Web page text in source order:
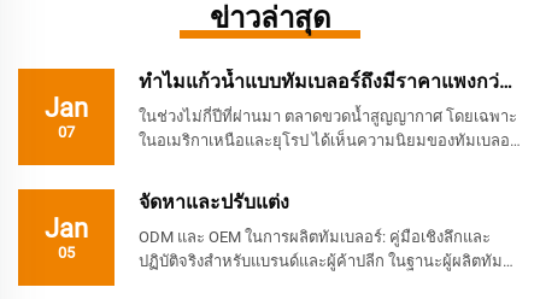
ข่าวล่าสุด
Jan
07
ทำไมแก้วน้ำแบบทัมเบลอร์ถึงมีราคาแพงกว่าขวดน้ำสู...
ในช่วงไม่กี่ปีที่ผ่านมา ตลาดขวดน้ำสูญญากาศ โดยเฉพาะ
ในอเมริกาเหนือและยุโรป ได้เห็นความนิยมของทัมเบลอร์
คนทำงานในเมือง ดูเหมือนทุกคนจะพกทัมเบลอร์ขนาด
ใหญ่...
Jan
05
จัดหาและปรับแต่ง
ODM และ OEM ในการผลิตทัมเบลอร์: คู่มือเชิงลึกและ
ปฏิบัติจริงสำหรับแบรนด์และผู้ค้าปลีก ในฐานะผู้ผลิตทัม